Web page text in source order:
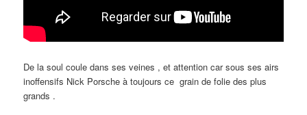
De la soul coule dans ses veines , et attention car sous ses airs
inoffensifs Nick Porsche à toujours ce grain de folie des plus
grands .